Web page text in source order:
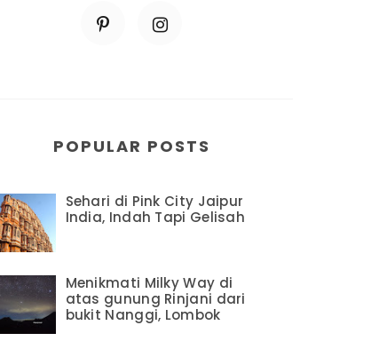
POPULAR POSTS
Sehari di Pink City Jaipur
India, Indah Tapi Gelisah
Menikmati Milky Way di
atas gunung Rinjani dari
bukit Nanggi, Lombok